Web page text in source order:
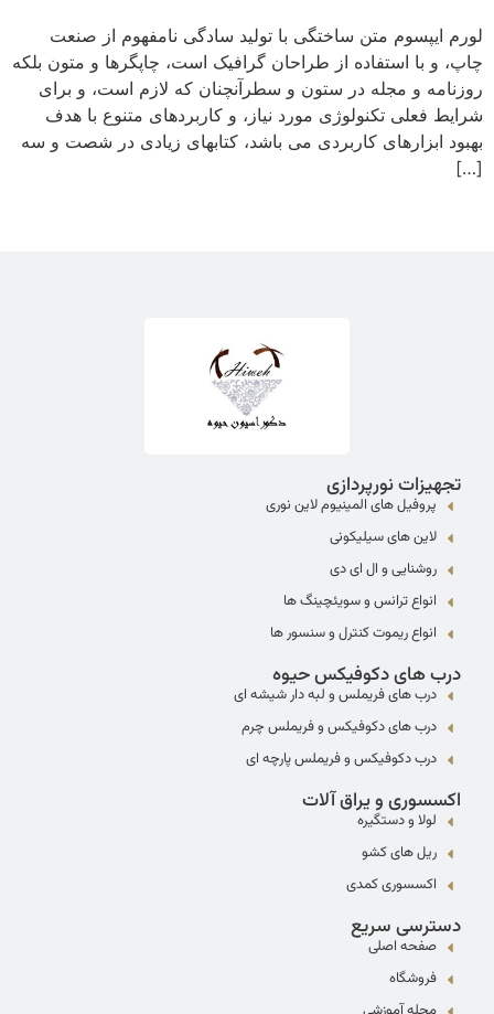
لورم ایپسوم متن ساختگی با تولید سادگی نامفهوم از صنعت
چاپ، و با استفاده از طراحان گرافیک است، چاپگرها و متون بلکه
روزنامه و مجله در ستون و سطرآنچنان که لازم است، و برای
شرایط فعلی تکنولوژی مورد نیاز، و کاربردهای متنوع با هدف
بهبود ابزارهای کاربردی می باشد، کتابهای زیادی در شصت و سه
[…]
تجهیزات نورپردازی
پروفیل های المینیوم لاین نوری
لاین های سیلیکونی
روشنایی و ال ای دی
انواع ترانس و سویئچینگ ها
انواع ریموت کنترل و سنسور ها
درب های دکوفیکس حیوه
درب های فریملس و لبه دار شیشه ای
درب های دکوفیکس و فریملس چرم
درب دکوفیکس و فریملس پارچه ای
اکسسوری و یراق آلات
لولا و دستگیره
ریل های کشو
اکسسوری کمدی
دسترسی سریع
صفحه اصلی
فروشگاه